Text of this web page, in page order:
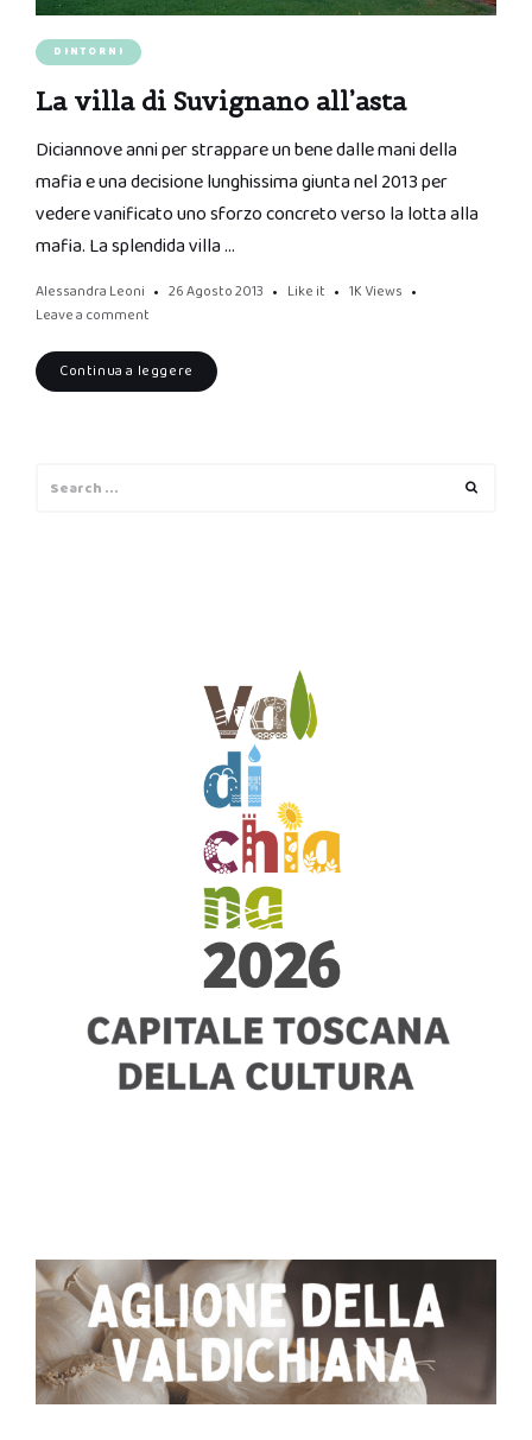
DINTORNI
La villa di Suvignano all’asta
Diciannove anni per strappare un bene dalle mani della
mafia e una decisione lunghissima giunta nel 2013 per
vedere vanificato uno sforzo concreto verso la lotta alla
mafia. La splendida villa …
Alessandra Leoni 26 Agosto 2013 Like it 1K Views
Leave a comment
Continua a leggere
for: